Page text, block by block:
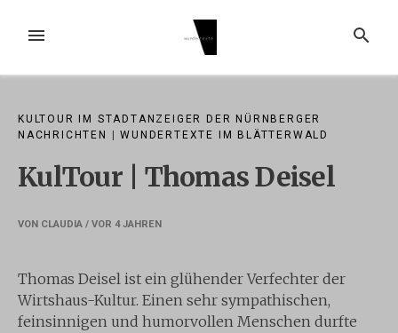
InhaltMENÜ SUCHE
KULTOUR IM STADTANZEIGER DER NÜRNBERGER
NACHRICHTEN
|WUNDERTEXTE IM BLÄTTERWALD
KulTour | Thomas Deisel
VON CLAUDIA / VOR 4 JAHREN
Thomas Deisel ist ein glühender Verfechter der
Wirtshaus-Kultur. Einen sehr sympathischen,
feinsinnigen und humorvollen Menschen durfte